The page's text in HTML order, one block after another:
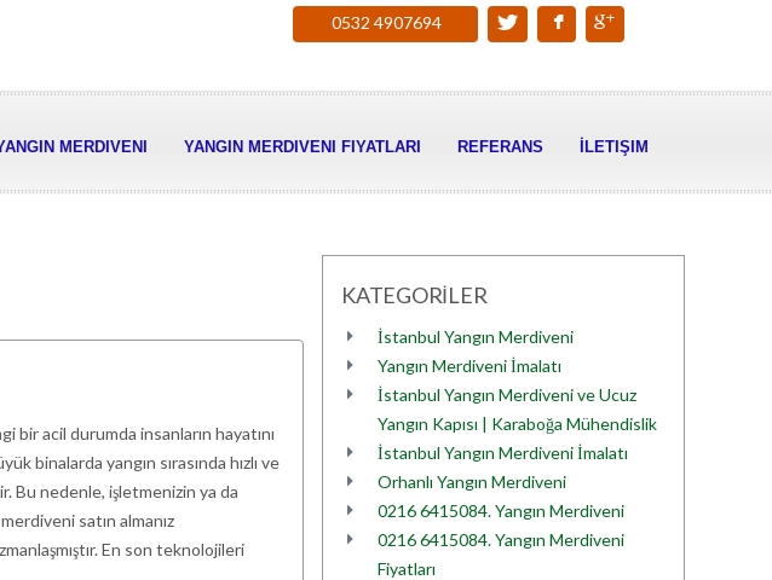
0532 4907694
MERDIVENI YANGIN MERDIVENI FIYATLARI REFERANS İLETIŞIM
bir acil durumda insanların hayatını
binalarda yangın sırasında hızlı ve
Bu nedenle, işletmenizin ya da
satın almanız
En son teknolojileri
KATEGORİLER
İstanbul Yangın Merdiveni
Yangın Merdiveni İmalatı
İstanbul Yangın Merdiveni ve Ucuz
Yangın Kapısı | Karaboğa Mühendislik
İstanbul Yangın Merdiveni İmalatı
Orhanlı Yangın Merdiveni
0216 6415084. Yangın Merdiveni
0216 6415084. Yangın Merdiveni
Fiyatları